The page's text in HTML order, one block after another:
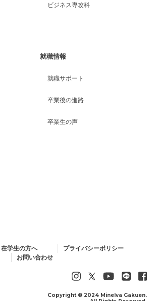
ビジネス専攻科
就職情報
就職サポート
卒業後の進路
卒業生の声
在学生の方へ
プライバシーポリシー
お問い合わせ
Copyright © 2024 Minelva Gakuen.